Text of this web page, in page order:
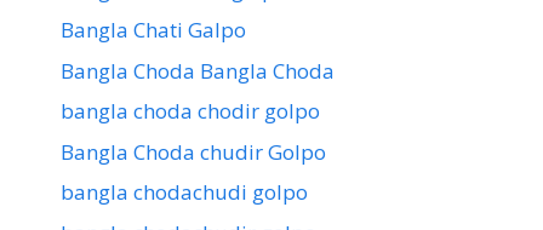
Bangla Chati Galpo
Bangla Choda Bangla Choda
bangla choda chodir golpo
Bangla Choda chudir Golpo
bangla chodachudi golpo